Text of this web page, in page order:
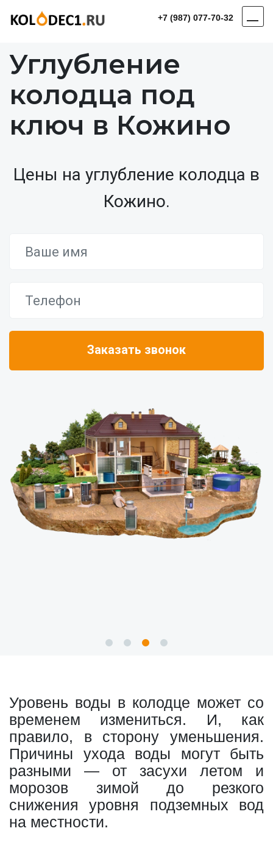
+7 (987) 077-70-32
Углубление
колодца под
ключ в Кожино
Цены на углубление колодца в
Кожино.
Уровень воды в колодце может со
временем измениться. И, как
правило, в сторону уменьшения.
Причины ухода воды могут быть
разными — от засухи летом и
морозов зимой до резкого
снижения уровня подземных вод
на местности.